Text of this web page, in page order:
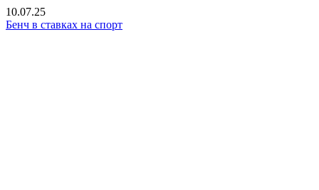
10.07.25
Бенч в ставках на спорт